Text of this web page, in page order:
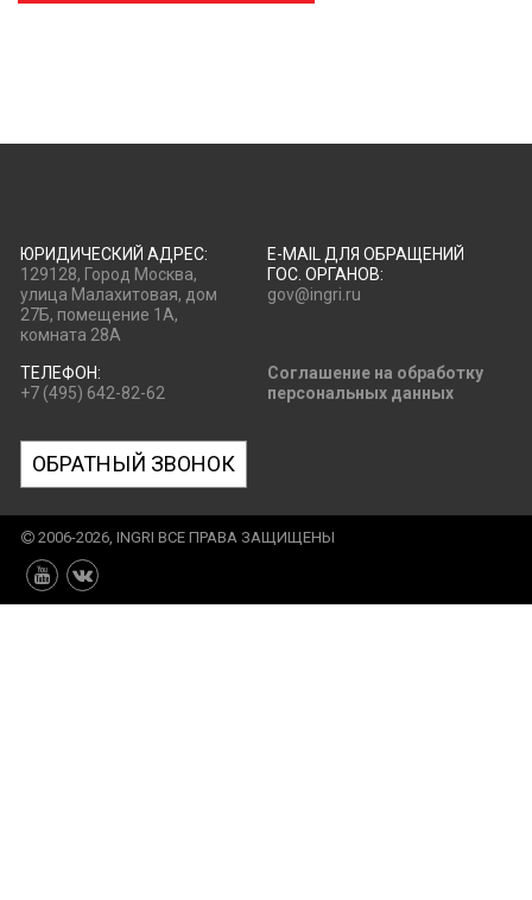
ЮРИДИЧЕСКИЙ АДРЕС:
129128, Город Москва,
улица Малахитовая, дом
27Б, помещение 1А,
комната 28А
E-MAIL ДЛЯ ОБРАЩЕНИЙ
ГОС. ОРГАНОВ:
gov@ingri.ru
ТЕЛЕФОН:
+7 (495) 642-82-62
Соглашение на обработку
персональных данных
ОБРАТНЫЙ ЗВОНОК
2006-2026, INGRI ВСЕ ПРАВА ЗАЩИЩЕНЫ